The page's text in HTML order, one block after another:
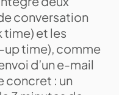
conversation
time) et les
time), comme
d’un e-mail
concret : un